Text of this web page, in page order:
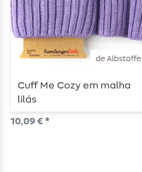
de Albstoffe
Cuff Me Cozy em malha
lilás
10,09 € *